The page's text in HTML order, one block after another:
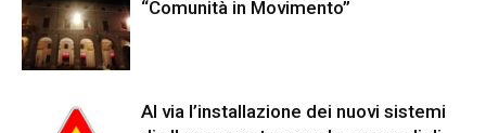
“Comunità in Movimento”
Al via l’installazione dei nuovi sistemi